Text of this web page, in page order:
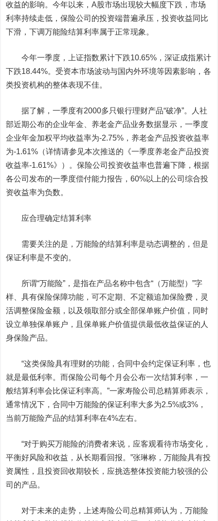
收益的影响。今年以来，A股市场出现较大幅度下跌，市场
利率持续走低，保险公司的投资端普遍承压，投资收益同比
下滑，下调万能险结算利率属于正常现象。
今年一季度，上证指数累计下跌10.65%，深证成指累计
下跌18.44%。受资本市场波动与国内外环境等因素影响，各
类投资机构的整体表现不佳。
据了解，一季度有2000多只银行理财产品“破净”。人社
部近期公布的企业年金、养老金产品业务数据显示，一季度
企业年金加权平均收益率为-2.75%，养老金产品投资收益率
为-1.61%（详情请参见本次推送的《一季度养老金产品投资
收益率-1.61%》）。保险公司投资收益率也普遍下降，根据
各公司发布的一季度偿付能力报告，60%以上的公司综合投
资收益率为负数。
应合理确定结算利率
需要关注的是，万能险的结算利率是动态调整的，但是
保证利率是不变的。
所谓“万能险”，是指在产品名称中包含“（万能型）”字
样、具有保险保障功能，可不定期、不定额追加保险费，灵
活调整保险金额，以及领取部分或全部保单账户价值，同时
设立单独保单账户，且保单账户价值提供最低收益保证的人
身保险产品。
“这类保险具有理财的功能，合同中会约定保证利率，也
就是最低利率。而保险公司每个月会公布一次结算利率，一
般结算利率会比保证利率高。”一家寿险公司总精算师表示，
通常情况下，合同中万能险的保证利率大多为2.5%或3%，
当前万能险产品的结算利率在4%左右。
“对于购买万能险的消费者来说，应客观看待市场变化，
平衡好风险和收益，从长期看回报。”张琳称，万能险具有投
资属性，且投资回收期较长，应挑选整体投资能力较强的公
司的产品。
对于未来的走势，上述寿险公司总精算师认为，万能险